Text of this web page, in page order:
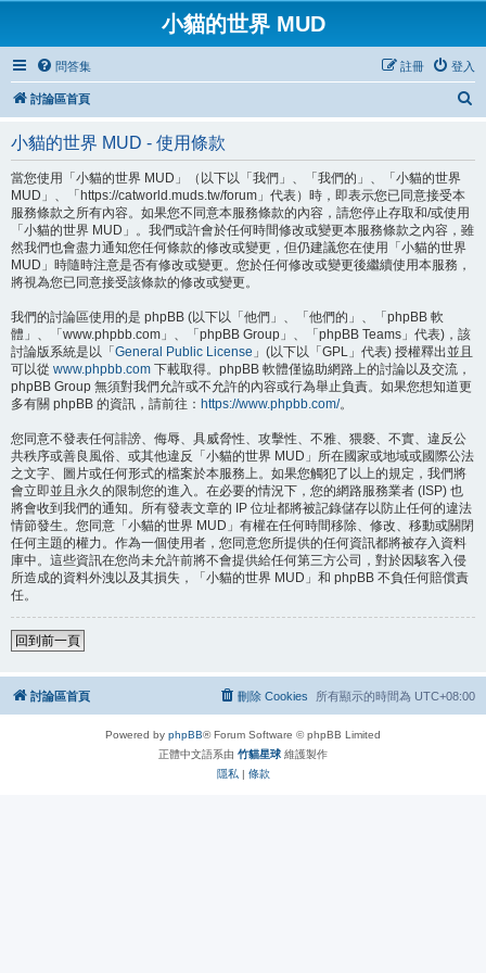
小貓的世界 MUD
問答集 登入
註冊
討論區首頁
小貓的世界 MUD - 使用條款
當您使用「小貓的世界 MUD」（以下以「我們」、「我們的」、「小貓的世界
MUD」、「https://catworld.muds.tw/forum」代表）時，即表示您已同意接受本
服務條款之所有內容。如果您不同意本服務條款的內容，請您停止存取和/或使用
「小貓的世界 MUD」。我們或許會於任何時間修改或變更本服務條款之內容，雖
然我們也會盡力通知您任何條款的修改或變更，但仍建議您在使用「小貓的世界
MUD」時隨時注意是否有修改或變更。您於任何修改或變更後繼續使用本服務，
將視為您已同意接受該條款的修改或變更。
我們的討論區使用的是 phpBB (以下以「他們」、「他們的」、「phpBB 軟
體」、「www.phpbb.com」、「phpBB Group」、「phpBB Teams」代表)，該
討論版系統是以「 General Public License 」(以下以「GPL」代表) 授權釋出並且
可以從 www.phpbb.com 下載取得。phpBB 軟體僅協助網路上的討論以及交流，
phpBB Group 無須對我們允許或不允許的內容或行為舉止負責。如果您想知道更
多有關 phpBB 的資訊，請前往： https://www.phpbb.com/。
您同意不發表任何誹謗、侮辱、具威脅性、攻擊性、不雅、猥褻、不實、違反公
共秩序或善良風俗、或其他違反「小貓的世界 MUD」所在國家或地域或國際公法
之文字、圖片或任何形式的檔案於本服務上。如果您觸犯了以上的規定，我們將
會立即並且永久的限制您的進入。在必要的情況下，您的網路服務業者 (ISP) 也
將會收到我們的通知。所有發表文章的 IP 位址都將被記錄儲存以防止任何的違法
情節發生。您同意「小貓的世界 MUD」有權在任何時間移除、修改、移動或關閉
任何主題的權力。作為一個使用者，您同意您所提供的任何資訊都將被存入資料
庫中。這些資訊在您尚未允許前將不會提供給任何第三方公司，對於因駭客入侵
所造成的資料外洩以及其損失，「小貓的世界 MUD」和 phpBB 不負任何賠償責
任。
回到前一頁
討論區首頁 所有顯示的時間為 UTC+08:00
刪除 Cookies
Powered by phpBB® Forum Software © phpBB Limited
正體中文語系由 竹貓星球 維護製作
隱私 | 條款